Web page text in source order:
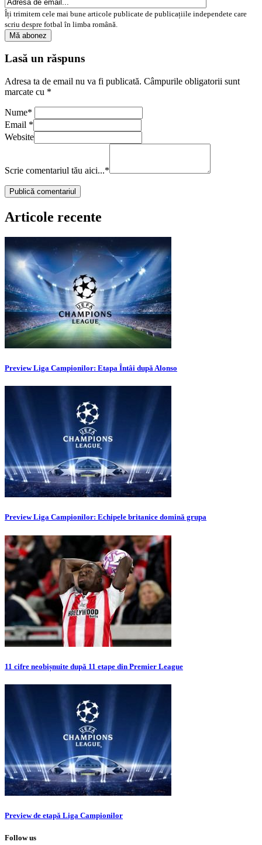
Îți trimitem cele mai bune articole publicate de publicațiile independete care
scriu despre fotbal în limba română.
Lasă un răspuns
Adresa ta de email nu va fi publicată. Câmpurile obligatorii sunt
marcate cu *
Nume*
Email *
Website
Scrie comentariul tău aici...*
Articole recente
Preview Liga Campionilor: Etapa Întâi după Alonso
Preview Liga Campionilor: Echipele britanice domină grupa
11 cifre neobișnuite după 11 etape din Premier League
Preview de etapă Liga Campionilor
Follow us